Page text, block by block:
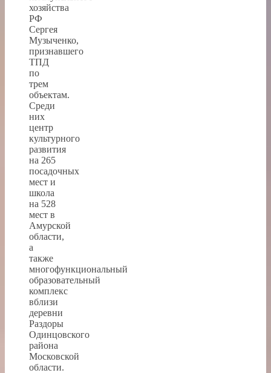
хозяйства
РФ
Сергея
Музыченко,
признавшего
ТПД
по
трем
объектам.
Среди
них
центр
культурного
развития
на 265
посадочных
мест и
школа
на 528
мест в
Амурской
области,
а
также
многофункциональный
образовательный
комплекс
вблизи
деревни
Раздоры
Одинцовского
района
Московской
области.